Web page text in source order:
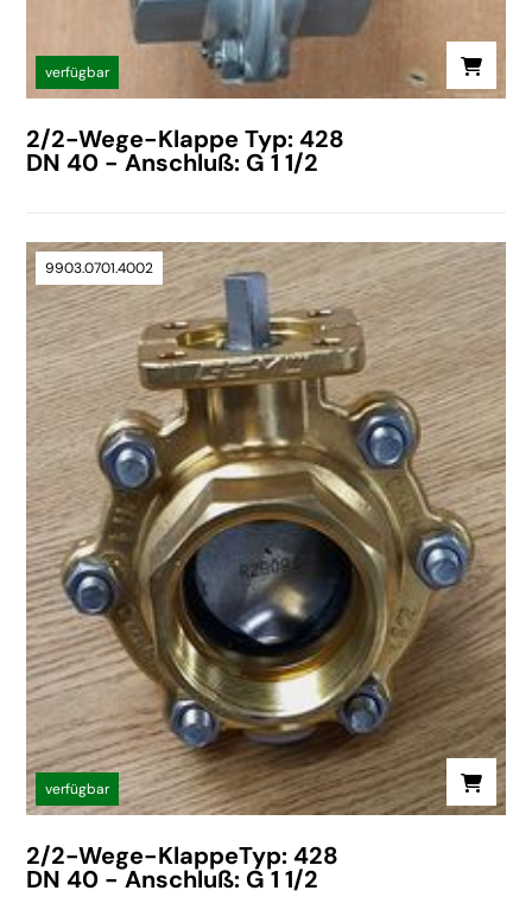
verfügbar
2/2-Wege-Klappe Typ: 428
DN 40 - Anschluß: G 1 1/2
9903.0701.4002
verfügbar
2/2-Wege-KlappeTyp: 428
DN 40 - Anschluß: G 1 1/2